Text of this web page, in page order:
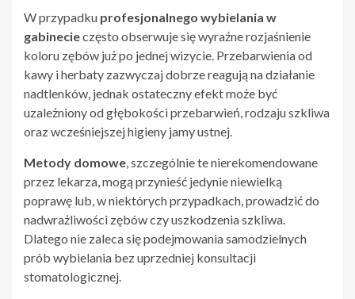
W przypadku profesjonalnego wybielania w
gabinecieczęsto obserwuje się wyraźne rozjaśnienie
koloru zębów już po jednej wizycie. Przebarwienia od
kawy i herbaty zazwyczaj dobrze reagują na działanie
nadtlenków, jednak ostateczny efekt może być
uzależniony od głębokości przebarwień, rodzaju szkliwa
oraz wcześniejszej higieny jamy ustnej.
Metody domowe, szczególnie te nierekomendowane
przez lekarza, mogą przynieść jedynie niewielką
poprawę lub, w niektórych przypadkach, prowadzić do
nadwrażliwości zębów czy uszkodzenia szkliwa.
Dlatego nie zaleca się podejmowania samodzielnych
prób wybielania bez uprzedniej konsultacji
stomatologicznej.